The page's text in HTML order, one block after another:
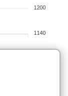
1200
1140